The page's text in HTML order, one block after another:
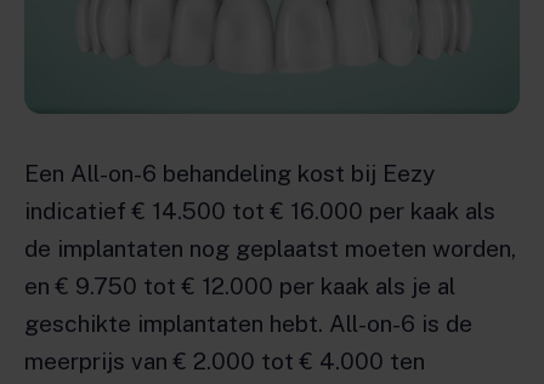
Een All-on-6 behandeling kost bij Eezy
indicatief € 14.500 tot € 16.000 per kaak als
de implantaten nog geplaatst moeten worden,
en € 9.750 tot € 12.000 per kaak als je al
geschikte implantaten hebt. All-on-6 is de
meerprijs van € 2.000 tot € 4.000 ten